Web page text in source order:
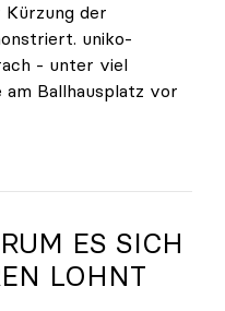
Kürzung der
uniko-
- unter viel
Ballhausplatz vor
von
ES SICH
LOHNT